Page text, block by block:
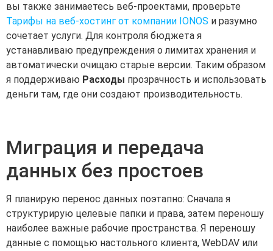
вы также занимаетесь веб-проектами, проверьте
Тарифы на веб-хостинг от компании IONOS и разумно
сочетает услуги. Для контроля бюджета я
устанавливаю предупреждения о лимитах хранения и
автоматически очищаю старые версии. Таким образом
я поддерживаю Расходы прозрачность и использовать
деньги там, где они создают производительность.
Миграция и передача
данных без простоев
Я планирую перенос данных поэтапно: Сначала я
структурирую целевые папки и права, затем переношу
наиболее важные рабочие пространства. Я переношу
данные с помощью настольного клиента, WebDAV или